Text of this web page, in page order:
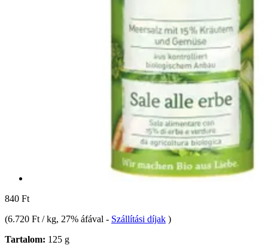
840 Ft
(6.720 Ft / kg, 27% áfával - Szállítási díjak )
Tartalom: 125 g